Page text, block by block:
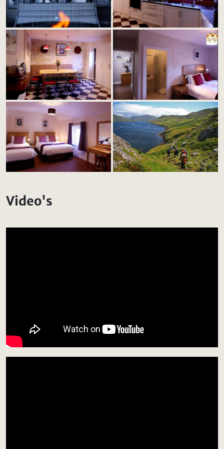
Video's